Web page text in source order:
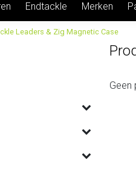
Endtackle Merken
Leaders & Zig Magnetic Case
Geen